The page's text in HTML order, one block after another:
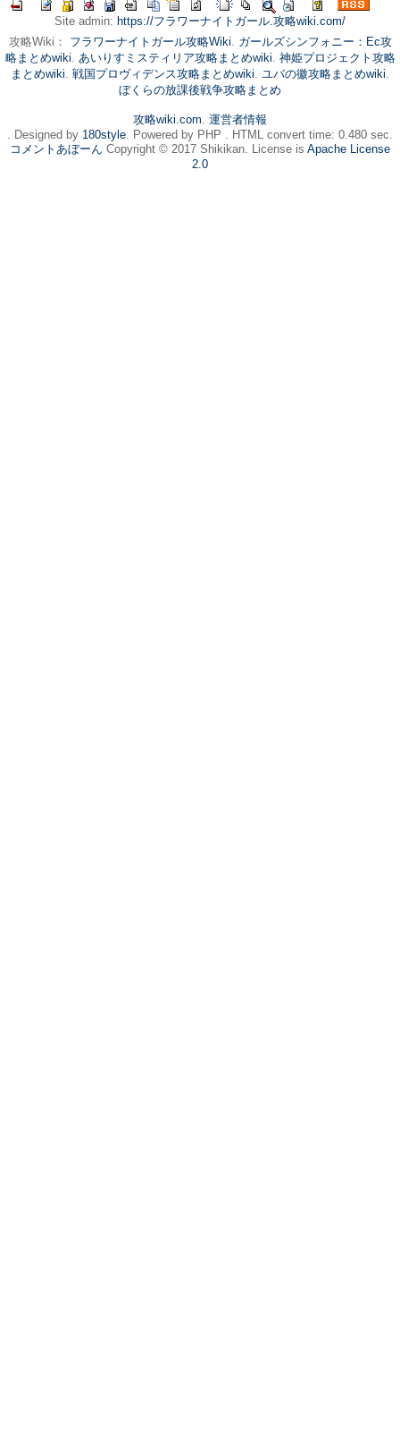
Site admin: https://フラワーナイトガール.攻略wiki.com/
攻略Wiki： フラワーナイトガール攻略Wiki. ガールズシンフォニー：Ec攻
略まとめwiki. あいりすミスティリア攻略まとめwiki. 神姫プロジェクト攻略
まとめwiki. 戦国プロヴィデンス攻略まとめwiki. ユバの徽攻略まとめwiki.
ぼくらの放課後戦争攻略まとめ
攻略wiki.com. 運営者情報
. Designed by 180style. Powered by PHP . HTML convert time: 0.480 sec.
コメントあぼーん Copyright © 2017 Shikikan. License is Apache License
2.0